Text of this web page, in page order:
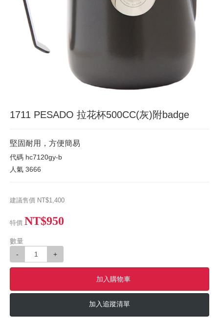
1711 PESADO 拉花杯500CC(灰)附badge
堅固耐用，方便簡易
代碼 hc7120gy-b
人氣 3666
建議售價 NT$1,400
特價 NT$950
數量
-
+
加入購物車
加入追蹤清單